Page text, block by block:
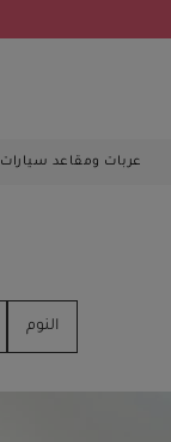
عربات ومقاعد سيارات
النوم